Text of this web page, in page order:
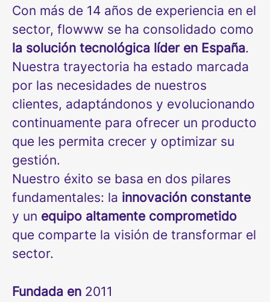
Con más de 14 años de experiencia en el
sector, flowww se ha consolidado como
la solución tecnológica líder en España.
Nuestra trayectoria ha estado marcada
por las necesidades de nuestros
clientes, adaptándonos y evolucionando
continuamente para ofrecer un producto
que les permita crecer y optimizar su
gestión.
Nuestro éxito se basa en dos pilares
fundamentales: la innovación constante
y un equipo altamente comprometido
que comparte la visión de transformar el
sector.
Fundada en 2011